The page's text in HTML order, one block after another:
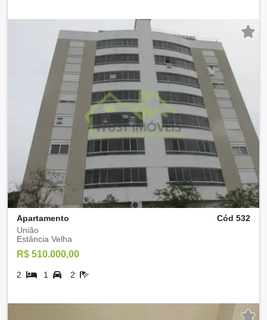
Apartamento
Cód 532
União
Estância Velha
R$ 510.000,00
2 1 2